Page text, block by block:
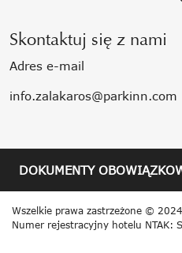
Skontaktuj się z nami
Adres e-mail
info.zalakaros@parkinn.com
DOKUMENTY
Wszelkie prawa zastrzeżone ©
Numer rejestracyjny hotelu NTAK: